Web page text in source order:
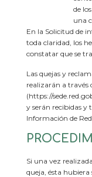
de
una
En la Solicitud de
toda claridad, los
constatar que se
Las quejas y
realizarán a través
(https://
y serán recibidas y
Información de
Si una vez
queja, ésta hubiera